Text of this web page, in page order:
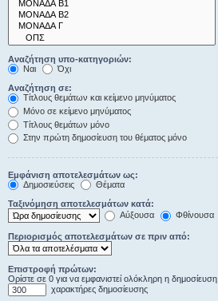
Αναζήτηση υπο-κατηγοριών:
Ναι
Όχι
Αναζήτηση σε:
Τίτλους θεμάτων και κείμενο μηνύματος
Μόνο σε κείμενο μηνύματος
Τίτλους θεμάτων μόνο
Στην πρώτη δημοσίευση του θέματος μόνο
Εμφάνιση αποτελεσμάτων ως:
Δημοσιεύσεις
Θέματα
Ταξινόμηση αποτελεσμάτων κατά:
Αύξουσα
Φθίνουσα
Περιορισμός αποτελεσμάτων σε πριν από:
Επιστροφή πρώτων:
Ορίστε σε 0 για να εμφανιστεί ολόκληρη η δημοσίευση.
χαρακτήρες δημοσίευσης